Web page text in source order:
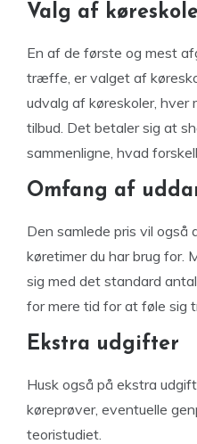
Valg af
En af de første og mest
træffe, er valget af
udvalg af køreskoler, hver
tilbud. Det betaler sig at
sammenligne, hvad
Omfang af
Den samlede pris vil
køretimer du har brug for.
sig med det standard
for mere tid for at føle sig
Ekstra udgifter
Husk også på ekstra
køreprøver, eventuelle
teoristudiet.